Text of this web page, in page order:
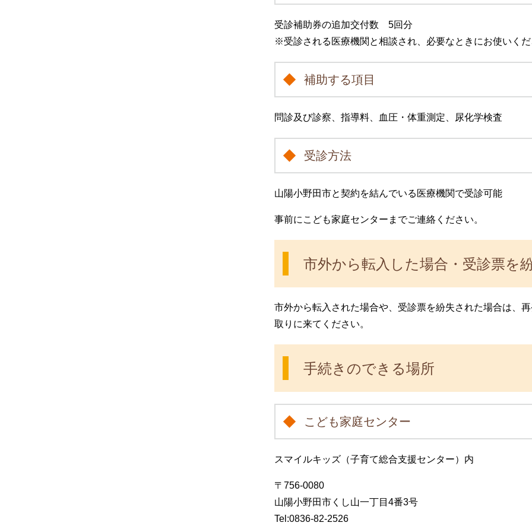
受診補助券の追加交付数 5回分
※受診される医療機関と相談され、必要なときにお使いくだ
補助する項目
問診及び診察、指導料、血圧・体重測定、尿化学検査
受診方法
山陽小野田市と契約を結んでいる医療機関で受診可能
事前にこども家庭センターまでご連絡ください。
市外から転入した場合・受診票を
市外から転入された場合や、受診票を紛失された場合は、
取りに来てください。
手続きのできる場所
こども家庭センター
スマイルキッズ（子育て総合支援センター）内
〒756-0080
山陽小野田市くし山一丁目4番3号
Tel:0836-82-2526